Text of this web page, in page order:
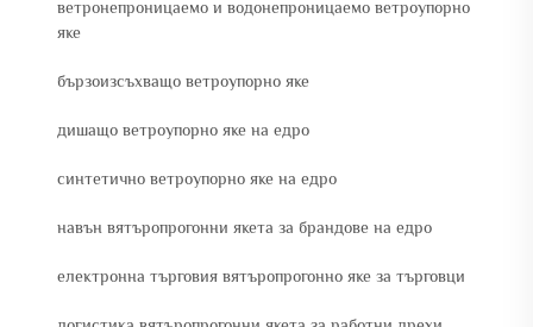
ветронепроницаемо и водонепроницаемо ветроупорно
яке
бързоизсъхващо ветроупорно яке
дишащо ветроупорно яке на едро
синтетично ветроупорно яке на едро
навън вятъропрогонни якета за брандове на едро
електронна търговия вятъропрогонно яке за търговци